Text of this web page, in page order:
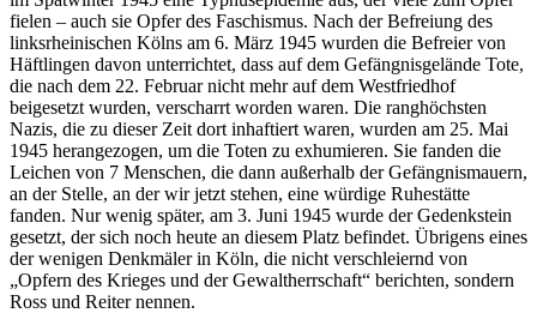
fielen – auch sie Opfer des Faschismus. Nach der Befreiung des
linksrheinischen Kölns am 6. März 1945 wurden die Befreier von
Häftlingen davon unterrichtet, dass auf dem Gefängnisgelände Tote,
die nach dem 22. Februar nicht mehr auf dem Westfriedhof
beigesetzt wurden, verscharrt worden waren. Die ranghöchsten
Nazis, die zu dieser Zeit dort inhaftiert waren, wurden am 25. Mai
1945 herangezogen, um die Toten zu exhumieren. Sie fanden die
Leichen von 7 Menschen, die dann außerhalb der Gefängnismauern,
an der Stelle, an der wir jetzt stehen, eine würdige Ruhestätte
fanden. Nur wenig später, am 3. Juni 1945 wurde der Gedenkstein
gesetzt, der sich noch heute an diesem Platz befindet. Übrigens eines
der wenigen Denkmäler in Köln, die nicht verschleiernd von
„Opfern des Krieges und der Gewaltherrschaft“ berichten, sondern
Ross und Reiter nennen.